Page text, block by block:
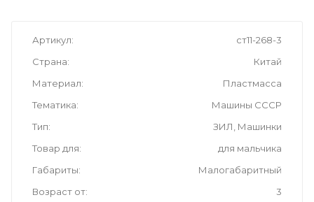
Артикул
ст11-268-3
Страна
Китай
Материал
Пластмасса
Тематика
Машины СССР
Тип
ЗИЛ, Машинки
Товар для
для мальчика
Габариты
Малогабаритный
Возраст от
3